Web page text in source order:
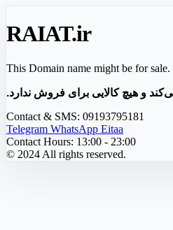
RAIAT.ir
This Domain name might be for sale.
و هیچ کالایی برای فروش ندارد.
Contact & SMS: 09193795181
Telegram WhatsApp Eitaa
Contact Hours: 13:00 - 23:00
© 2024 All rights reserved.